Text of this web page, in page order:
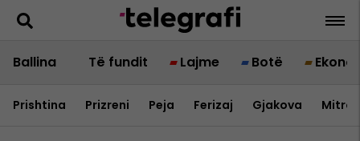
Ballina Të fundit Lajme Botë
Prishtina Prizreni Peja Ferizaj Gjakova